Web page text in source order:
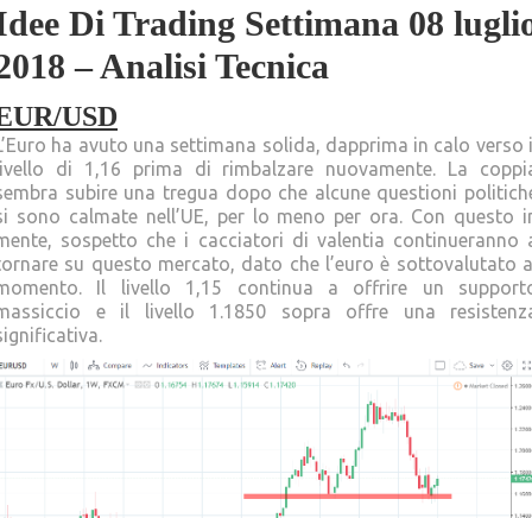
Di Trading Settimana 08
– Analisi Tecnica
USD
ha avuto una settimana solida, dapprima in calo verso
di 1,16 prima di rimbalzare nuovamente. La
subire una tregua dopo che alcune questioni
sono calmate nell’UE, per lo meno per ora. Con questo
sospetto che i cacciatori di valentia continueranno
su questo mercato, dato che l’euro è sottovalutato
Il livello 1,15 continua a offrire un
e il livello 1.1850 sopra offre una